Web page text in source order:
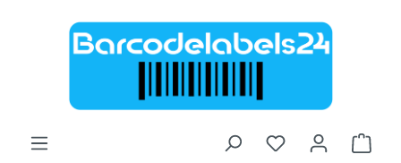
Zum Hauptinhalt springen